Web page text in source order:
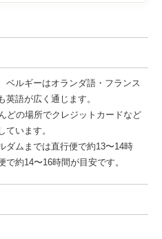
ベルギーはオランダ語・フランス
語が広く通じます。
どの場所でクレジットカードなど
います。
ダムまでは直行便で約13〜14時
約14〜16時間が目安です。